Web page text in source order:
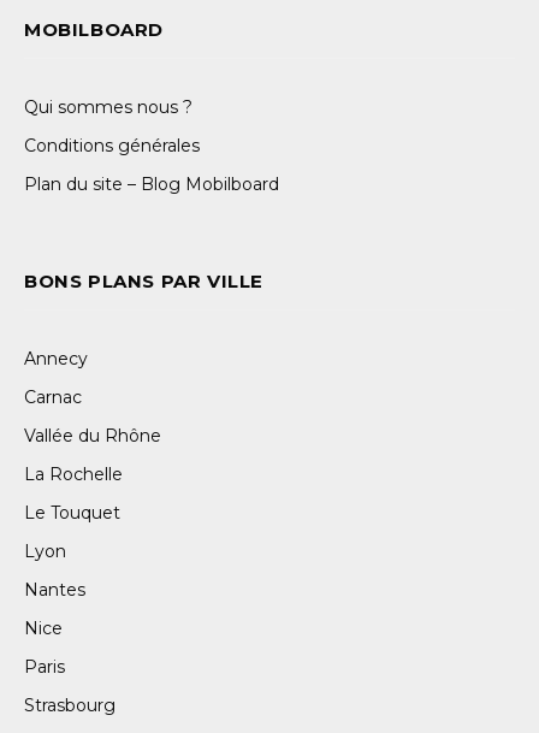
MOBILBOARD
Qui sommes nous ?
Conditions générales
Plan du site – Blog Mobilboard
BONS PLANS PAR VILLE
Annecy
Carnac
Vallée du Rhône
La Rochelle
Le Touquet
Lyon
Nantes
Nice
Paris
Strasbourg